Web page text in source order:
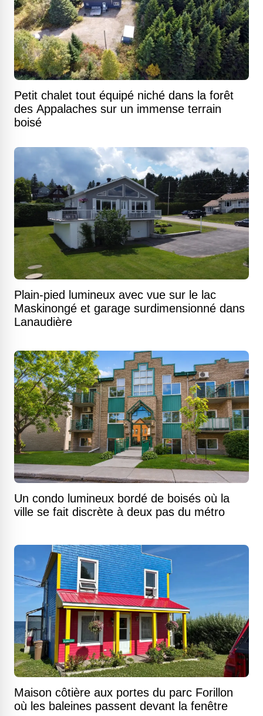
Petit chalet tout équipé niché dans la forêt
des Appalaches sur un immense terrain
boisé
Plain-pied lumineux avec vue sur le lac
Maskinongé et garage surdimensionné dans
Lanaudière
Un condo lumineux bordé de boisés où la
ville se fait discrète à deux pas du métro
Maison côtière aux portes du parc Forillon
où les baleines passent devant la fenêtre